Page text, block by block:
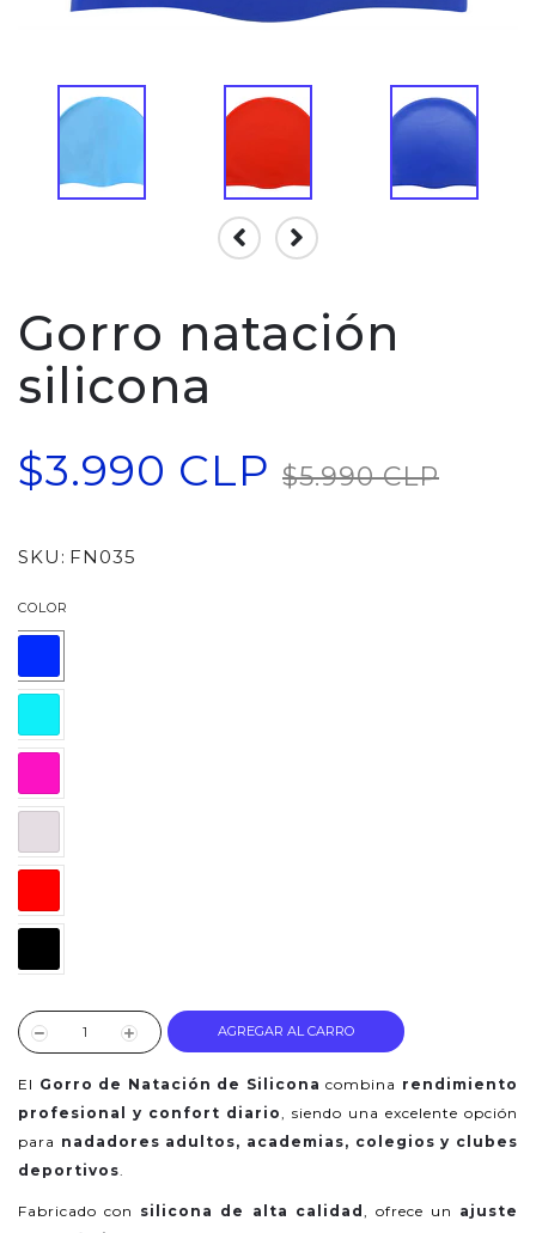
Gorro natación
silicona
$3.990 CLP $5.990 CLP
SKU: FN035
COLOR
AGREGAR AL CARRO
El Gorro de Natación de Silicona combina rendimiento
profesional y confort diario, siendo una excelente opción
para nadadores adultos, academias, colegios y clubes
deportivos.
Fabricado con silicona de alta calidad , ofrece un ajuste